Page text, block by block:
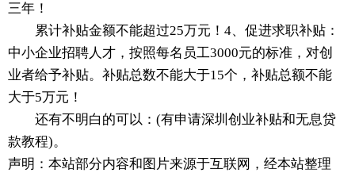
三年！
累计补贴金额不能超过25万元！4、促进求职补贴：
中小企业招聘人才，按照每名员工3000元的标准，对创
业者给予补贴。补贴总数不能大于15个，补贴总额不能
大于5万元！
还有不明白的可以：(有申请深圳创业补贴和无息贷
款教程)。
声明：本站部分内容和图片来源于互联网，经本站整理